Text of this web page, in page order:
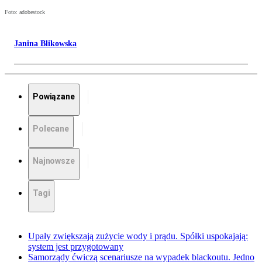
Foto: adobestock
Janina Blikowska
Powiązane
Polecane
Najnowsze
Tagi
Upały zwiększają zużycie wody i prądu. Spółki uspokajają:
system jest przygotowany
Samorządy ćwiczą scenariusze na wypadek blackoutu. Jedno